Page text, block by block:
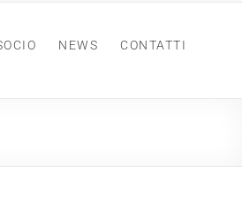
NEWS CONTATTI